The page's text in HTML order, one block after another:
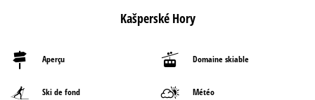
Kašperské Hory
Aperçu Domaine skiable
Ski de fond Météo